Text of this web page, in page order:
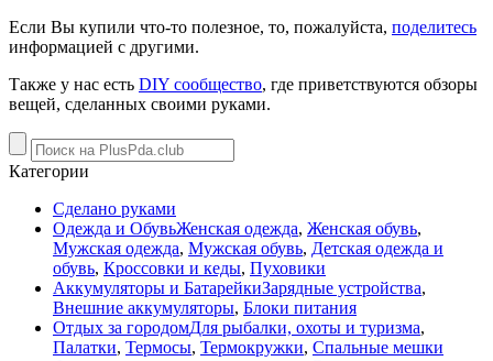
Если Вы купили что-то полезное, то, пожалуйста, поделитесь
информацией с другими.
Также у нас есть DIY сообщество, где приветствуются обзоры
вещей, сделанных своими руками.
Категории
Сделано руками
Одежда и ОбувьЖенская одежда, Женская обувь,
Мужская одежда, Мужская обувь, Детская одежда и
обувь, Кроссовки и кеды, Пуховики
Аккумуляторы и БатарейкиЗарядные устройства,
Внешние аккумуляторы, Блоки питания
Отдых за городомДля рыбалки, охоты и туризма,
Палатки, Термосы, Термокружки, Спальные мешки